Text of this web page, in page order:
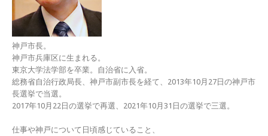
神戸市長。
神戸市兵庫区に生まれる。
東京大学法学部を卒業。自治省に入省。
総務省自治行政局長、神戸市副市長を経て、2013年10月27日の神戸市
長選挙で当選。
2017年10月22日の選挙で再選、2021年10月31日の選挙で三選。
仕事や神戸について日頃感じていること、